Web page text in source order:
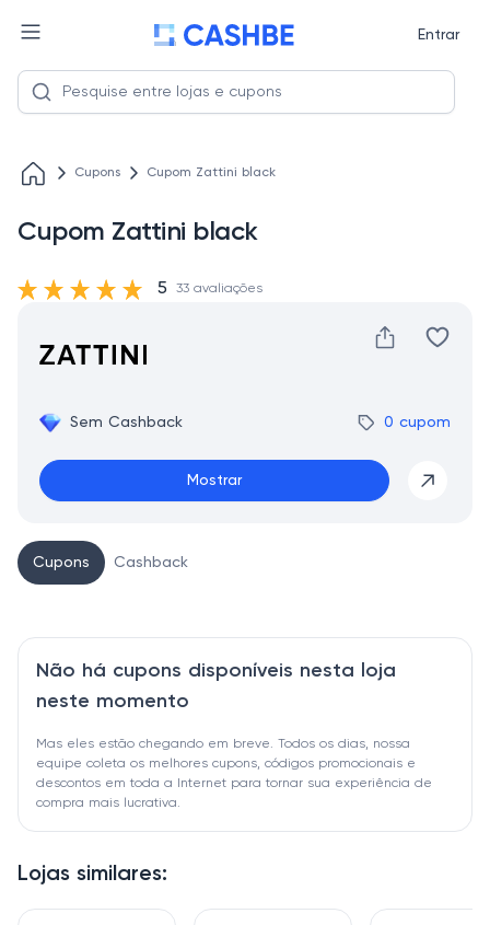
Entrar
Cupons Cupom Zattini black
Cupom Zattini black
Sem Cashback 0 cupom
Mostrar
5 33 avaliações
Lojas similares:
Cupons Cashback
Não há cupons disponíveis nesta loja
neste momento
Mas eles estão chegando em breve. Todos os dias, nossa
equipe coleta os melhores cupons, códigos promocionais e
descontos em toda a Internet para tornar sua experiência de
compra mais lucrativa.